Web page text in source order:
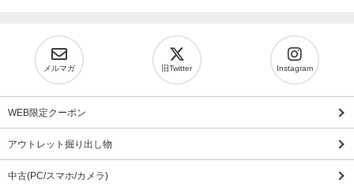
メルマガ 旧Twitter Instagram
WEB限定クーポン
アウトレット掘り出し物
中古(PC/スマホ/カメラ)